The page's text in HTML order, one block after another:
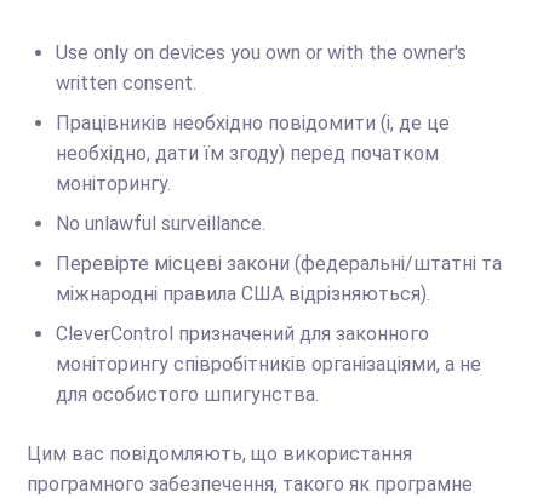
Use only on devices you own or with the owner's
written consent.
Працівників необхідно повідомити (і, де це
необхідно, дати їм згоду) перед початком
моніторингу.
No unlawful surveillance.
Перевірте місцеві закони (федеральні/штатні та
міжнародні правила США відрізняються).
CleverControl призначений для законного
моніторингу співробітників організаціями, а не
для особистого шпигунства.
Цим вас повідомляють, що використання
програмного забезпечення, такого як програмне